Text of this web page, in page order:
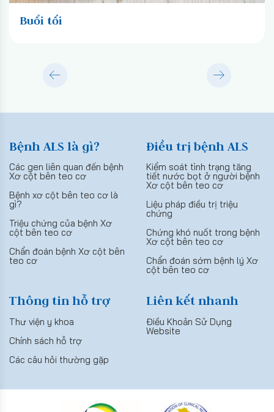
Buổi tối
Bệnh ALS là gì?
Các gen liên quan đến bệnh
Xơ cột bên teo cơ
Bệnh xơ cột bên teo cơ là
gì?
Triệu chứng của bệnh Xơ
cột bên teo cơ
Chẩn đoán bệnh Xơ cột bên
teo cơ
Điều trị bệnh ALS
Kiểm soát tình trạng tăng
tiết nước bọt ở người bệnh
Xơ cột bên teo cơ
Liệu pháp điều trị triệu
chứng
Chứng khó nuốt trong bệnh
Xơ cột bên teo cơ
Chẩn đoán sớm bệnh lý Xơ
cột bên teo cơ
Thông tin hỗ trợ
Thư viện y khoa
Chính sách hỗ trợ
Các câu hỏi thường gặp
Liên kết nhanh
Điều Khoản Sử Dụng
Website